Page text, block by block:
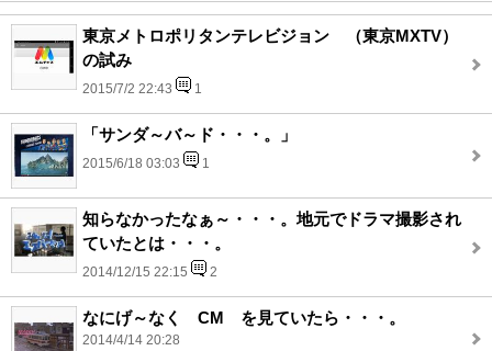
東京メトロポリタンテレビジョン （東京MXTV）
の試み
2015/7/2 22:43 1
「サンダ～バ～ド・・・。」
2015/6/18 03:03 1
知らなかったなぁ～・・・。地元でドラマ撮影され
ていたとは・・・。
2014/12/15 22:15 2
なにげ～なく CM を見ていたら・・・。
2014/4/14 20:28